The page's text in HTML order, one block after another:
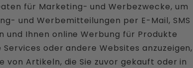
für Marketing- und Werbezwecke, um
und Werbemitteilungen per E-Mail, SMS
und Ihnen online Werbung für Produkte
oder andere Websites anzuzeigen,
von Artikeln, die Sie zuvor gekauft oder in